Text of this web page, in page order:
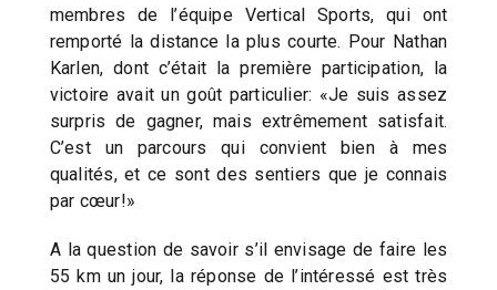
membres de l’équipe Vertical Sports, qui ont
remporté la distance la plus courte. Pour Nathan
Karlen, dont c’était la première participation, la
victoire avait un goût particulier: «Je suis assez
surpris de gagner, mais extrêmement satisfait.
C’est un parcours qui convient bien à mes
qualités, et ce sont des sentiers que je connais
par cœur!»
A la question de savoir s’il envisage de faire les
55 km un jour, la réponse de l’intéressé est très